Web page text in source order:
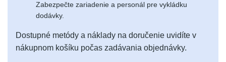
Zabezpečte zariadenie a personál pre vykládku
dodávky.
Dostupné metódy a náklady na doručenie uvidíte v
nákupnom košíku počas zadávania objednávky.